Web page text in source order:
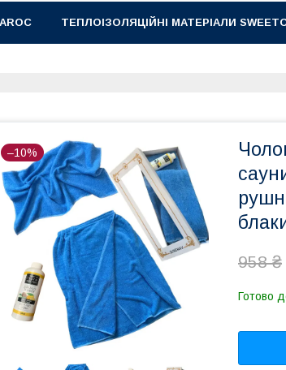
ТЕПЛОІЗОЛЯЦІЙНІ МАТЕРІАЛИ
–10%
958 ₴
Готово